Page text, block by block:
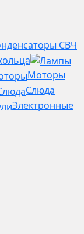
СВЧ
Моторы
Слюда
Электронные